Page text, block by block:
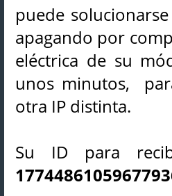
puede
apagando por
eléctrica de su
unos minutos,
otra IP distinta.
Su ID para